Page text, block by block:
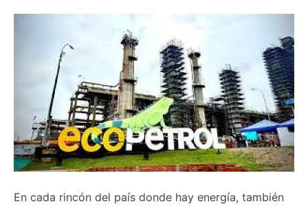
En cada rincón del país donde hay energía, también